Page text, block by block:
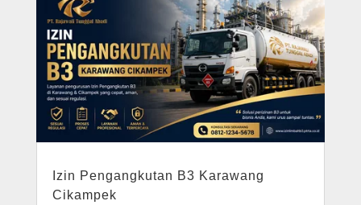
Izin Pengangkutan B3 Karawang
Cikampek